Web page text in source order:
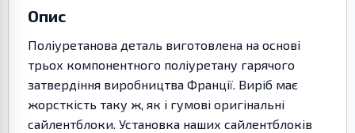
Опис
Поліуретанова деталь виготовлена на основі
трьох компонентного поліуретану гарячого
затвердіння виробництва Франції. Виріб має
жорсткість таку ж, як і гумові оригінальні
сайлентблоки. Установка наших сайлентблоків